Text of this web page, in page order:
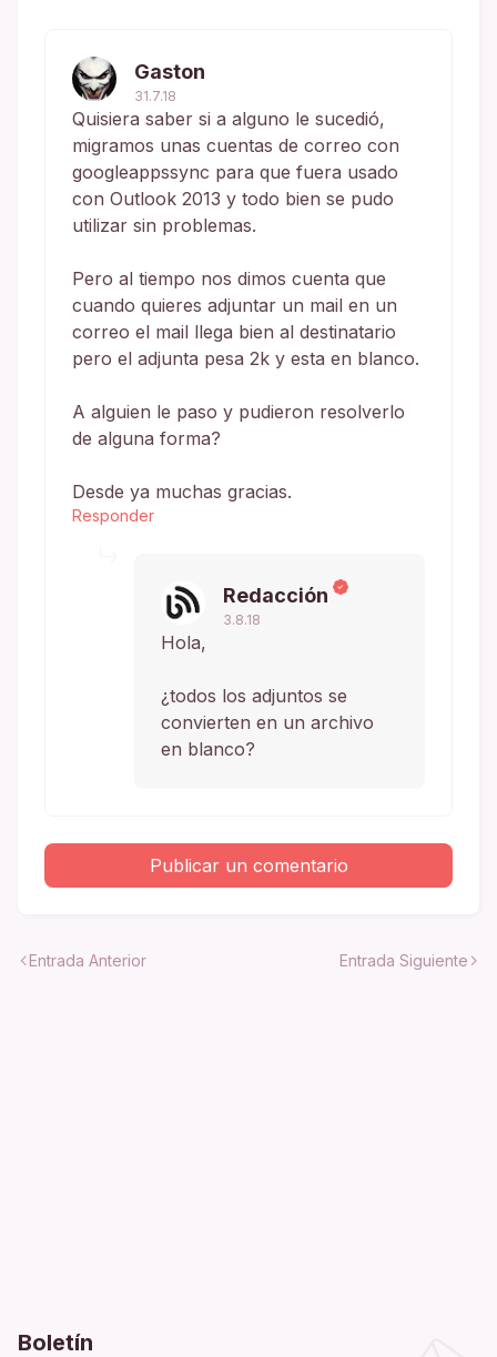
Gaston
31.7.18
Quisiera saber si a alguno le sucedió,
migramos unas cuentas de correo con
googleappssync para que fuera usado
con Outlook 2013 y todo bien se pudo
utilizar sin problemas.
Pero al tiempo nos dimos cuenta que
cuando quieres adjuntar un mail en un
correo el mail llega bien al destinatario
pero el adjunta pesa 2k y esta en blanco.
A alguien le paso y pudieron resolverlo
de alguna forma?
Desde ya muchas gracias.
Responder
Redacción
3.8.18
Hola,
¿todos los adjuntos se
convierten en un archivo
en blanco?
Publicar un comentario
Entrada Anterior Entrada Siguiente
Boletín